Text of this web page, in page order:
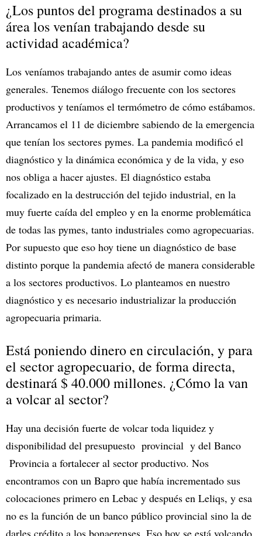
¿Los puntos del programa destinados a su
área los venían trabajando desde su
actividad académica?
Los veníamos trabajando antes de asumir como ideas
generales. Tenemos diálogo frecuente con los sectores
productivos y teníamos el termómetro de cómo estábamos.
Arrancamos el 11 de diciembre sabiendo de la emergencia
que tenían los sectores pymes. La pandemia modificó el
diagnóstico y la dinámica económica y de la vida, y eso
nos obliga a hacer ajustes. El diagnóstico estaba
focalizado en la destrucción del tejido industrial, en la
muy fuerte caída del empleo y en la enorme problemática
de todas las pymes, tanto industriales como agropecuarias.
Por supuesto que eso hoy tiene un diagnóstico de base
distinto porque la pandemia afectó de manera considerable
a los sectores productivos. Lo planteamos en nuestro
diagnóstico y es necesario industrializar la producción
agropecuaria primaria.
Está poniendo dinero en circulación, y para
el sector agropecuario, de forma directa,
destinará $ 40.000 millones. ¿Cómo la van
a volcar al sector?
Hay una decisión fuerte de volcar toda liquidez y
disponibilidad del presupuesto provincial y del Banco
Provincia a fortalecer al sector productivo. Nos
encontramos con un Bapro que había incrementado sus
colocaciones primero en Lebac y después en Leliqs, y esa
no es la función de un banco público provincial sino la de
darles crédito a los bonaerenses. Eso hoy se está volcando